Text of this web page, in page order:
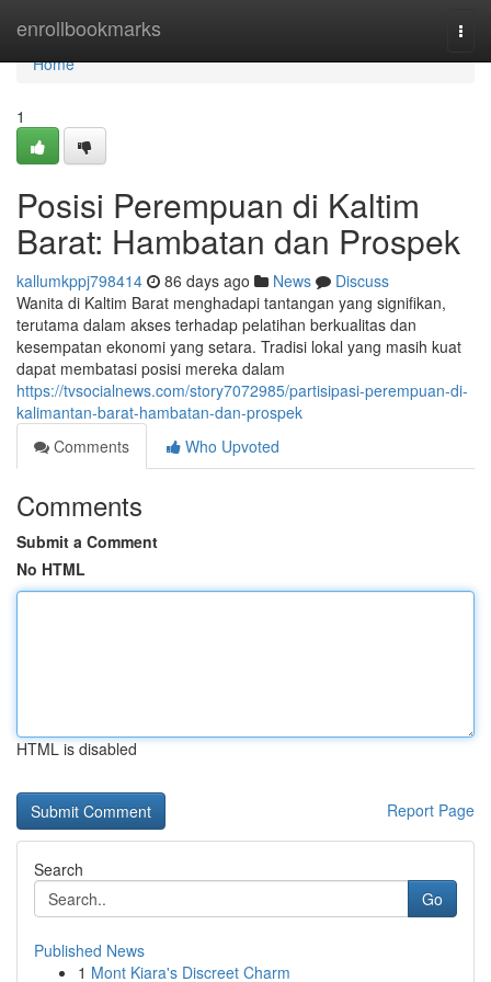
enrollbookmarks
Home
Home
1
Posisi Perempuan di Kaltim
Barat: Hambatan dan Prospek
kallumkppj798414 86 days ago News
Discuss
Wanita di Kaltim Barat menghadapi tantangan yang signifikan,
terutama dalam akses terhadap pelatihan berkualitas dan
kesempatan ekonomi yang setara. Tradisi lokal yang masih kuat
dapat membatasi posisi mereka dalam
https://tvsocialnews.com/story7072985/partisipasi-perempuan-di-
kalimantan-barat-hambatan-dan-prospek
Comments
Who Upvoted
Comments
Submit a Comment
No HTML
HTML is disabled
Report Page
Search
Go
Published News
1 Mont Kiara's Discreet Charm